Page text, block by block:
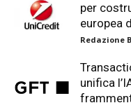
per
europea
Redazione
unifica